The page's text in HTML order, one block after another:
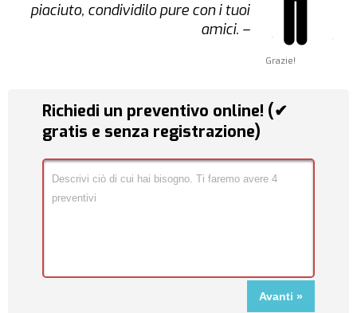
Grazie!
piaciuto, condividilo pure con i tuoi
amici. –
Richiedi un preventivo online! (✔
gratis e senza registrazione)